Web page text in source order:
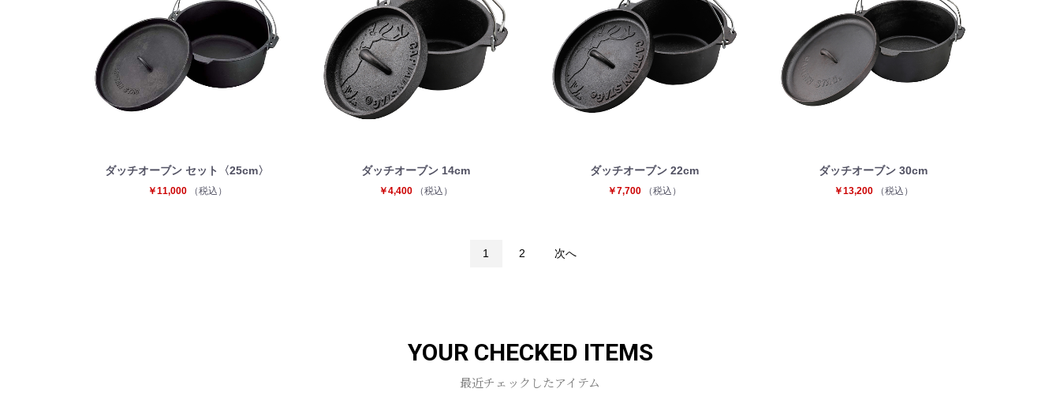
ダッチオーブン セット〈25cm〉
￥11,000 （税込）
ダッチオーブン 14cm
￥4,400 （税込）
ダッチオーブン 22cm
￥7,700 （税込）
ダッチオーブン 30cm
￥13,200 （税込）
1 2 次へ
YOUR CHECKED ITEMS
最近チェックしたアイテム